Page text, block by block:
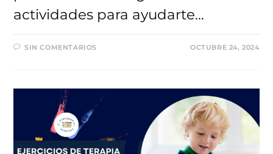
actividades para ayudarte…
SIN COMENTARIOS OCTUBRE 24, 2024